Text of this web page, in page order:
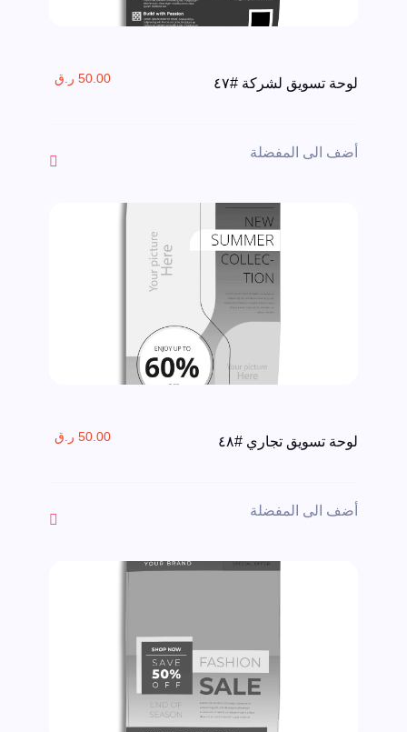
لوحة تسويق لشركة #٤٧ 50.00 ر.ق
أضف الى المفضلة
لوحة تسويق تجاري #٤٨ 50.00 ر.ق
أضف الى المفضلة